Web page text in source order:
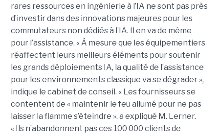
rares ressources en ingénierie à l’IA ne sont pas près
d’investir dans des innovations majeures pour les
commutateurs non dédiés à l’IA. Il en va de même
pour l’assistance. « À mesure que les équipementiers
réaffectent leurs meilleurs éléments pour soutenir
les grands déploiements IA, la qualité de l’assistance
pour les environnements classique va se dégrader »,
indique le cabinet de conseil. « Les fournisseurs se
contentent de « maintenir le feu allumé pour ne pas
laisser la flamme s’éteindre », a expliqué M. Lerner.
« Ils n’abandonnent pas ces 100 000 clients de